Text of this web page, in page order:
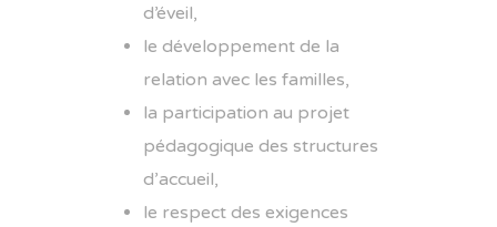
d’éveil,
le développement de la
relation avec les familles,
la participation au projet
pédagogique des structures
d’accueil,
le respect des exigences